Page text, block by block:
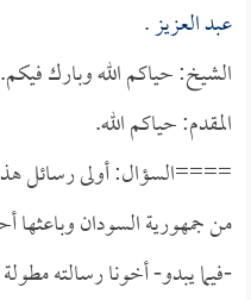
عبد العزيز.
الشيخ: حياكم الله وبارك فيكم.
المقدم: حياكم الله.
====السؤال: أولى رسائل
من جمهورية السودان وباعثها
-فيما يبدو- أخونا رسالته